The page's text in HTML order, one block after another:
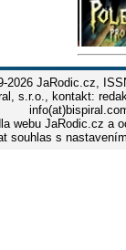
2026 JaRodic.cz,
s.r.o., kontakt:
webu JaRodic.cz a
souhlas s